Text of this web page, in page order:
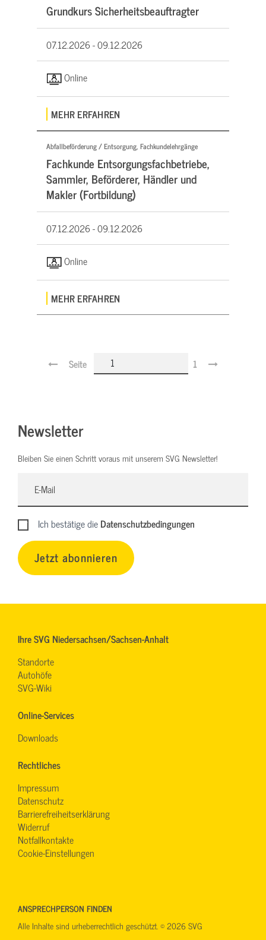
Grundkurs Sicherheitsbeauftragter
07.12.2026 -09.12.2026
Online
MEHR ERFAHREN
Abfallbeförderung / Entsorgung, Fachkundelehrgänge
Fachkunde Entsorgungsfachbetriebe,
Sammler, Beförderer, Händler und
Makler (Fortbildung)
07.12.2026 -09.12.2026
Online
MEHR ERFAHREN
Seite 1
Newsletter
Bleiben Sie einen Schritt voraus mit unserem SVG Newsletter!
Ich bestätige dieDatenschutzbedingungen
Jetzt abonnieren
Ihre SVG Niedersachsen/Sachsen-Anhalt
Standorte
Autohöfe
SVG-Wiki
Online-Services
Downloads
Rechtliches
Impressum
Datenschutz
Barrierefreiheitserklärung
Widerruf
Notfallkontakte
Cookie-Einstellungen
ANSPRECHPERSON FINDEN
Alle Inhalte sind urheberrechtlich geschützt. © 2026 SVG